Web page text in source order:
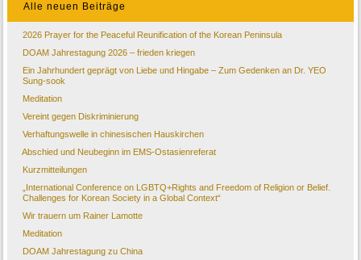
Alle neuen Beiträge
2026 Prayer for the Peaceful Reunification of the Korean Peninsula
DOAM Jahrestagung 2026 – frieden kriegen
Ein Jahrhundert geprägt von Liebe und Hingabe – Zum Gedenken an Dr. YEO
Sung-sook
Meditation
Vereint gegen Diskriminierung
Verhaftungswelle in chinesischen Hauskirchen
Abschied und Neubeginn im EMS-Ostasienreferat
Kurzmitteilungen
„International Conference on LGBTQ+Rights and Freedom of Religion or Belief.
Challenges for Korean Society in a Global Context“
Wir trauern um Rainer Lamotte
Meditation
DOAM Jahrestagung zu China